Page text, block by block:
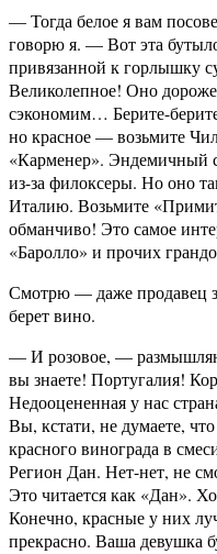
— Тогда белое я вам
говорю я. — Вот эта
привязанной к горлышку
Великолепное! Оно
сэкономим… Берите-
но красное — возьмите
«Карменер». Эндемичный
из-за филоксеры. Но оно
Италию. Возьмите
обманчиво! Это самое
«Баролло» и прочих
Смотрю — даже продавец
берет вино.
— И розовое, —
вы знаете! Португалия!
Недооцененная у нас
Вы, кстати, не думаете,
красного винограда в
Регион Дан. Нет-нет, не
Это читается как «Дан».
Конечно, красные у них
прекрасно. Ваша девушка